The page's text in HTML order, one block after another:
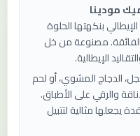
مودينا
بنكهتها الحلوة
مصنوعة من خل
الدجاج المشوي، أو لحم
والرقي على الأطباق.
يجعلها مثالية لتتبيل